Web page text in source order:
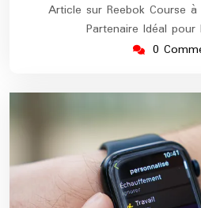
Article sur Reebok Course
Partenaire Idéal
0